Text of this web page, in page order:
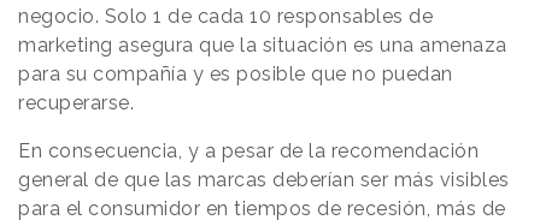
negocio. Solo 1 de cada 10 responsables de
marketing asegura que la situación es una amenaza
para su compañía y es posible que no puedan
recuperarse.
En consecuencia, y a pesar de la recomendación
general de que las marcas deberían ser más visibles
para el consumidor en tiempos de recesión, más de